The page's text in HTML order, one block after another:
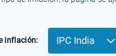
inflación: IPC India